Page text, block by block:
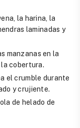
la harina, la
laminadas y
manzanas en la
cobertura.
el crumble durante
y crujiente.
de helado de